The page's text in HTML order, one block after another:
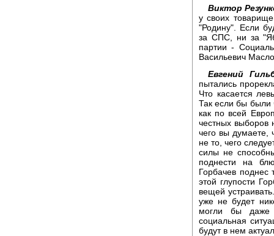
Виктор
у своих
"Родину". Если
за СПС, ни за
партии -
Васильевич
Евгений
пытались
Что касается
Так если бы были
как по всей
честных
чего вы думаете,
не то, чего
силы не
поднести на
Горбачев поднес
этой глупости
вещей
уже не будет
могли бы даже
социальная
будут в нем